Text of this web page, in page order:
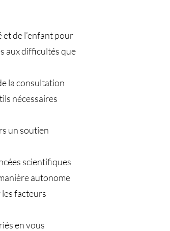
de l’enfant pour
aux difficultés que
la consultation
nécessaires
un soutien
scientifiques
autonome
facteurs
en vous